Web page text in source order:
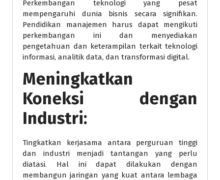
Perkembangan teknologi yang pesat
mempengaruhi dunia bisnis secara signifikan.
Pendidikan manajemen harus dapat mengikuti
perkembangan ini dan menyediakan
pengetahuan dan keterampilan terkait teknologi
informasi, analitik data, dan transformasi digital.
Meningkatkan
Koneksi dengan
Industri:
Tingkatkan kerjasama antara perguruan tinggi
dan industri menjadi tantangan yang perlu
diatasi. Hal ini dapat dilakukan dengan
membangun jaringan yang kuat antara lembaga